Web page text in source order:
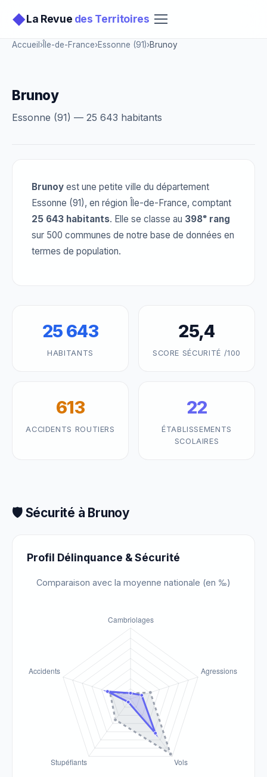
◆La Revue des Territoires
Accueil › Île-de-France›Essonne (91)›Brunoy
Brunoy
Essonne (91) — 25 643 habitants
Brunoy est une petite ville du département
Essonne (91), en région Île-de-France, comptant
25 643 habitants. Elle se classe au 398ᵉ rang
sur 500 communes de notre base de données en
termes de population.
25 643
HABITANTS
25,4
SCORE SÉCURITÉ /100
613
ACCIDENTS ROUTIERS
22
ÉTABLISSEMENTS
SCOLAIRES
🛡️ Sécurité à Brunoy
Profil Délinquance & Sécurité
Comparaison avec la moyenne nationale (en ‰)